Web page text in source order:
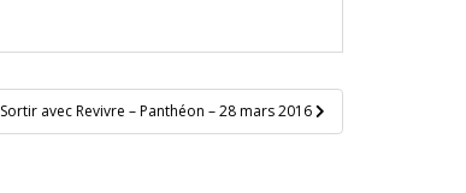
Sortir avec Revivre – Panthéon – 28 mars 2016